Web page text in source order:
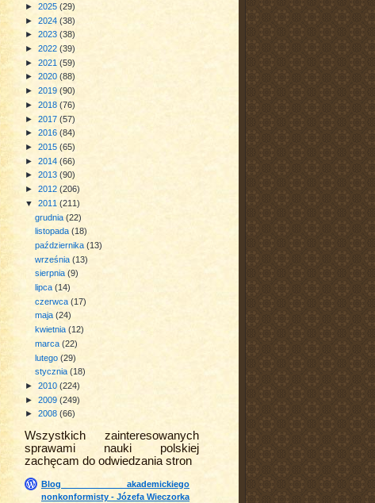
► 2025 (29)
► 2024 (38)
► 2023 (38)
► 2022 (39)
► 2021 (59)
► 2020 (88)
► 2019 (90)
► 2018 (76)
► 2017 (57)
► 2016 (84)
► 2015 (65)
► 2014 (66)
► 2013 (90)
► 2012 (206)
▼ 2011 (211)
grudnia(22)
listopada(18)
października(13)
września(13)
sierpnia(9)
lipca(14)
czerwca(17)
maja(24)
kwietnia(12)
marca(22)
lutego(29)
stycznia(18)
► 2010 (224)
► 2009 (249)
► 2008 (66)
Wszystkich zainteresowanych
sprawami nauki polskiej
zachęcam do odwiedzania stron
Blog akademickiego
nonkonformisty - Józefa Wieczorka